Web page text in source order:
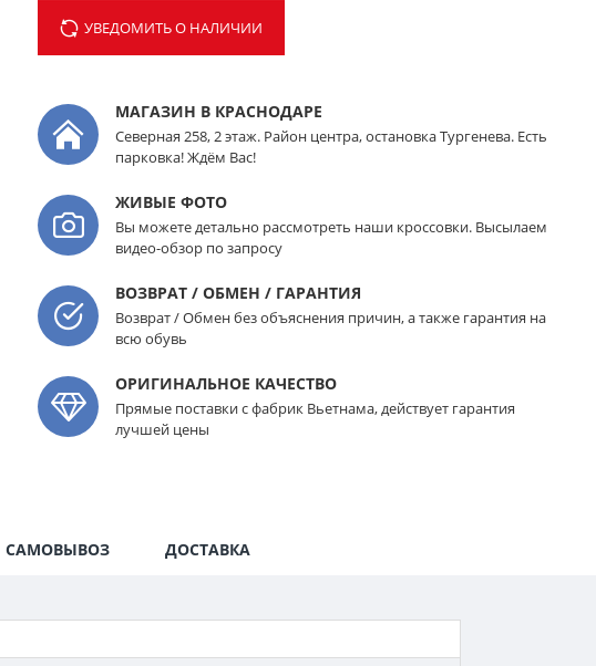
УВЕДОМИТЬ О НАЛИЧИИ
МАГАЗИН В КРАСНОДАРЕ
Северная 258, 2 этаж. Район центра, остановка Тургенева. Есть
парковка! Ждём Вас!
ЖИВЫЕ ФОТО
Вы можете детально рассмотреть наши кроссовки. Высылаем
видео-обзор по запросу
ВОЗВРАТ / ОБМЕН / ГАРАНТИЯ
Возврат / Обмен без объяснения причин, а также гарантия на
всю обувь
ОРИГИНАЛЬНОЕ КАЧЕСТВО
Прямые поставки с фабрик Вьетнама, действует гарантия
лучшей цены
САМОВЫВОЗ ДОСТАВКА